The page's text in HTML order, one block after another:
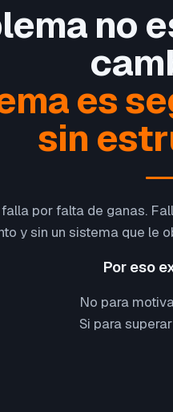
no
es
sin
por falta de ganas.
y sin un sistema que le
Por eso
No para
Si para